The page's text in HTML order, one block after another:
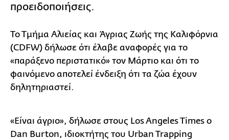
προειδοποιήσεις.
Το Τμήμα Αλιείας και Άγριας Ζωής της Καλιφόρνια
(CDFW) δήλωσε ότι έλαβε αναφορές για το
«παράξενο περιστατικό» τον Μάρτιο και ότι το
φαινόμενο αποτελεί ένδειξη ότι τα ζώα έχουν
δηλητηριαστεί.
«Είναι άγριο», δήλωσε στους Los Angeles Times ο
Dan Burton, ιδιοκτήτης του Urban Trapping